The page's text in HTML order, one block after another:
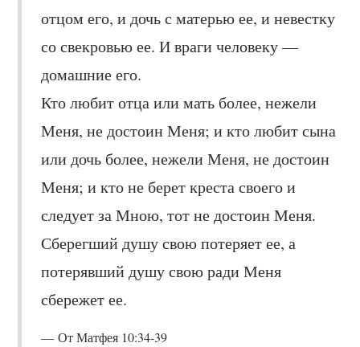
отцом его, и дочь с матерью ее, и невестку
со свекровью ее. И враги человеку —
домашние его.
Кто любит отца или мать более, нежели
Меня, не достоин Меня; и кто любит сына
или дочь более, нежели Меня, не достоин
Меня; и кто не берет креста своего и
следует за Мною, тот не достоин Меня.
Сберегший душу свою потеряет ее, а
потерявший душу свою ради Меня
сбережет ее.
От Матфея 10:34-39